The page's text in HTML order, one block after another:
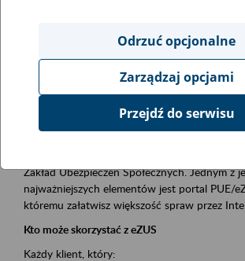
obsługa klientów
Event description
Platforma Usług Elektronicznych ZUS eZUS
Zakład Ubezpieczeń Społecznych. Jednym z
najważniejszych elementów jest portal PUE/
któremu załatwisz większość spraw przez
Kto może skorzystać z eZUS
Każdy klient, który:
Odrzuć opcjonalne
Zarządzaj opcjami
Przejdź do serwisu